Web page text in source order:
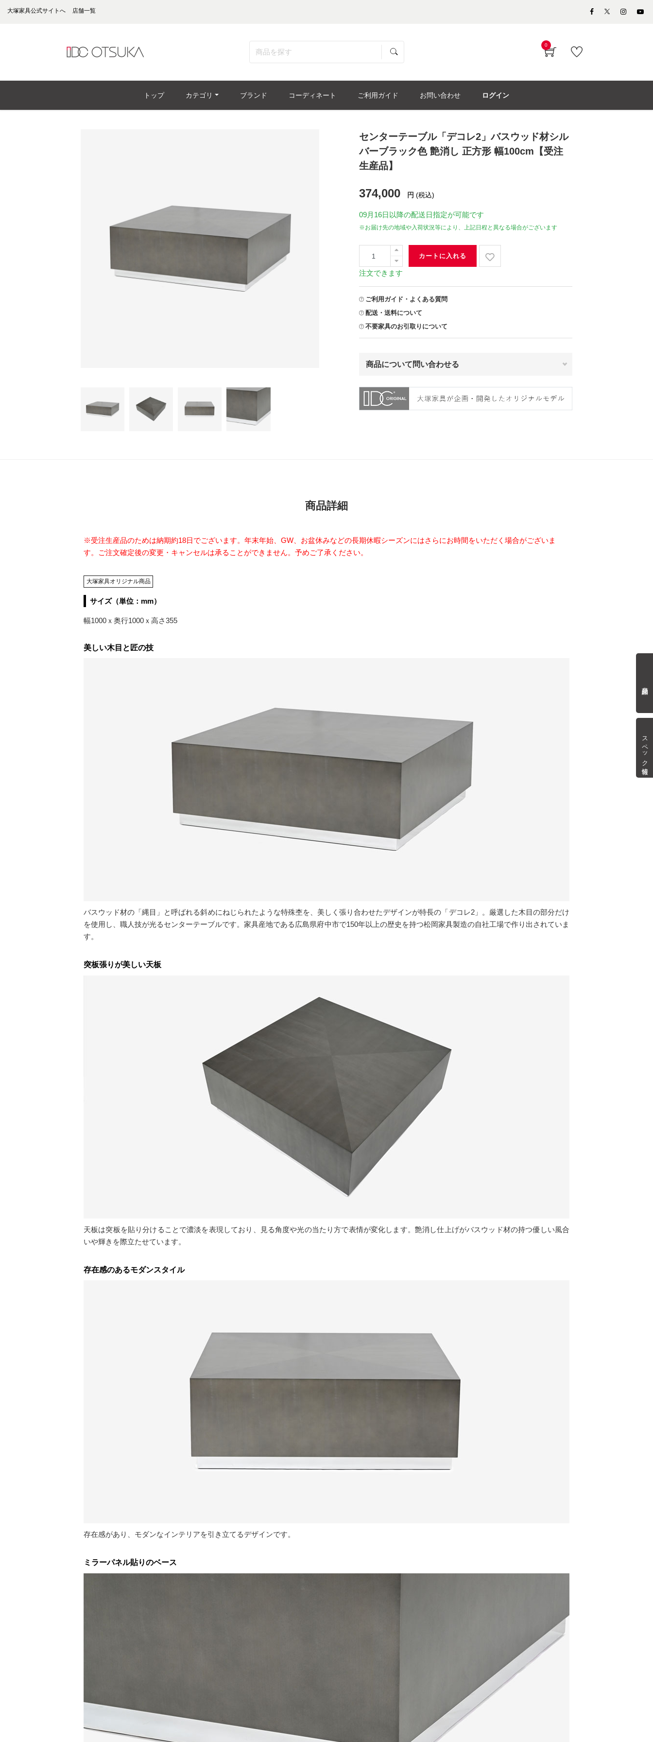
スペック情報
大塚家具公式サイトへ 店舗一覧
0
トップ カテゴリ ブランド コーディネート ご利用ガイド お問い合わせ ログイン
センターテーブル「デコレ2」バスウッド材シル
バーブラック色 艶消し 正方形 幅100cm【受注
生産品】
374,000 円 (税込)
09月16日 以降の配送日指定が可能です
※お届け先の地域や入荷状況等により、上記日程と異なる場合がございます
カートに入れる
注文できます
ご利用ガイド・よくある質問
配送・送料について
不要家具のお引取りについて
商品について問い合わせる
商品詳細
※受注生産品のためは納期約18日でございます。年末年始、GW、お盆休みなどの長期休暇シーズンにはさらにお時間をいただく場合がございま
す。ご注文確定後の変更・キャンセルは承ることができません。予めご了承ください。
大塚家具オリジナル商品
サイズ（単位：mm）
幅1000ｘ奥行1000ｘ高さ355
美しい木目と匠の技
バスウッド材の「縄目」と呼ばれる斜めにねじられたような特殊杢を、美しく張り合わせたデザインが特長の「デコレ2」。厳選した木目の部分だけ
を使用し、職人技が光るセンターテーブルです。家具産地である広島県府中市で150年以上の歴史を持つ松岡家具製造の自社工場で作り出されていま
す。
突板張りが美しい天板
天板は突板を貼り分けることで濃淡を表現しており、見る角度や光の当たり方で表情が変化します。艶消し仕上げがバスウッド材の持つ優しい風合
いや輝きを際立たせています。
存在感のあるモダンスタイル
存在感があり、モダンなインテリアを引き立てるデザインです。
ミラーパネル貼りのベース